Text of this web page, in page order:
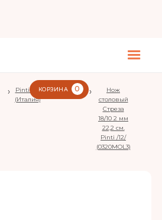
КОРЗИНА 0
›
Pintinox
(Италия)
› Stresa ›
Нож
столовый
Стреза
18/10 2 мм
22,2 см.
Pinti /12/
(0320MOL3)